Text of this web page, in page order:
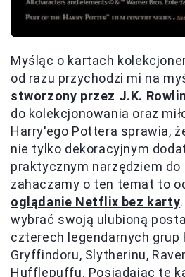
Myśląc o kartach
od razu przychodzi mi na
stworzony przez J.K.
do kolekcjonowania oraz
Harry'ego Pottera sprawia,
nie tylko dekoracyjnym
praktycznym narzędziem do
zahaczamy o ten temat to
oglądanie Netflix bez karty
wybrać swoją ulubioną
czterech legendarnych grup
Gryffindoru, Slytherinu,
Hufflepuffu. Posiadając te